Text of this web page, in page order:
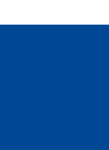
Vainqueur
Champion des
Champion des
Champion des